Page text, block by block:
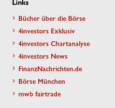
Links
Bücher über die Börse
4investors Exklusiv
4investors Chartanalyse
4investors News
FinanzNachrichten.de
Börse München
mwb fairtrade